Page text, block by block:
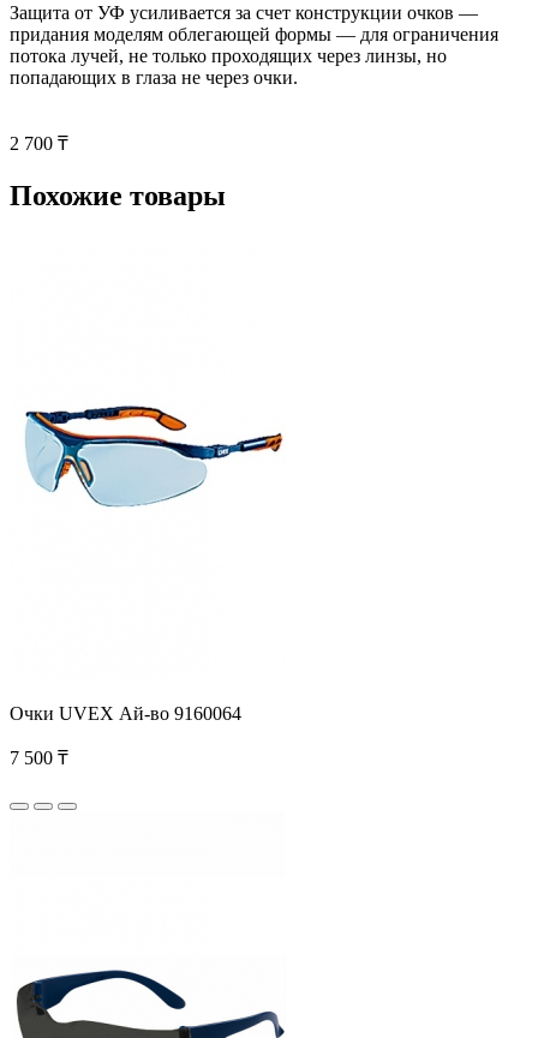
Защита от УФ усиливается за счет конструкции очков —
придания моделям облегающей формы — для ограничения
потока лучей, не только проходящих через линзы, но
попадающих в глаза не через очки.
2 700 ₸
Похожие товары
Очки UVEX Ай-во 9160064
7 500 ₸